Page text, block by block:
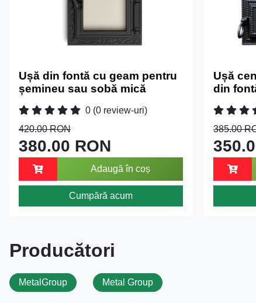
Ușă din fontă cu geam pentru
șemineu sau sobă mică
0 (0 review-uri)
420.00 RON
380.00 RON
Adaugă în coș
Cumpără acum
Ușă
din
385.00
Producători
MetalGroup Metal Group